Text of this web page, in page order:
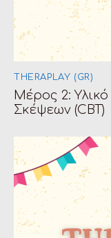
THERAPLAY (GR)
Μέρος 2:
Σκέψεων (CBT)